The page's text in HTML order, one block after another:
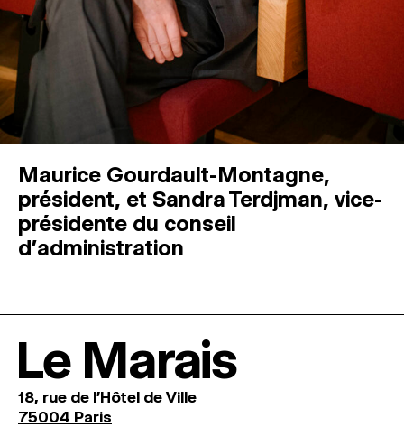
Maurice Gourdault-Montagne,
président, et Sandra Terdjman, vice-
présidente du conseil
d’administration
Le Marais
18, rue de l'Hôtel de Ville
75004 Paris